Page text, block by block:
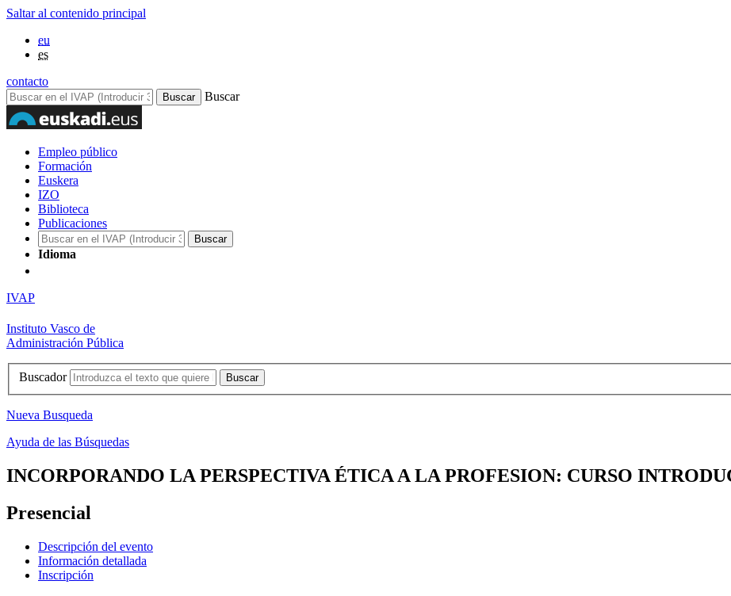
Saltar al contenido principal
eu
es
contacto
Buscar
Empleo público
Formación
Euskera
IZO
Biblioteca
Publicaciones
Idioma
IVAP
Instituto Vasco de
Administración Pública
Buscador
Nueva Busqueda
Ayuda de las Búsquedas
INCORPORANDO LA PERSPECTIVA ÉTICA A LA PROFESION: CURSO
Presencial
Descripción del evento
Información detallada
Inscripción